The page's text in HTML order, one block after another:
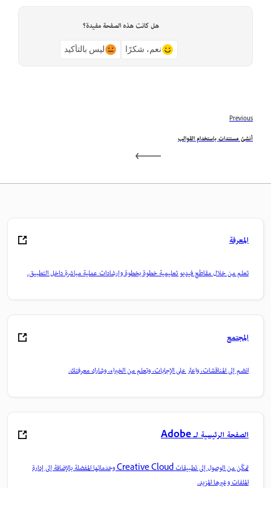
هل كانت هذه الصفحة مفيدة؟
نعم، شكرًا ليس بالتأكيد
Previous
أنشئ مستندات باستخدام القوالب
المعرفة
تعلم من خلال مقاطع فيديو تعليمية خطوة بخطوة وإرشادات عملية مباشرة داخل التطبيق.
المجتمع
انضم إلى المناقشات، واعثر على الإجابات، وتعلم من الخبراء، وشارك معرفتك.
الصفحة الرئيسية لـ Adobe
تمكّن من الوصول إلى تطبيقات Creative Cloud وخدماتها المفضلة بالإضافة إلى إدارة
الملفات وغيرها المزيد.